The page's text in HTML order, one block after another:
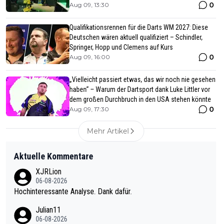
Aug 09, 13:30 0
Qualifikationsrennen für die Darts WM 2027: Diese
Deutschen wären aktuell qualifiziert – Schindler,
Springer, Hopp und Clemens auf Kurs
Aug 09, 16:00 0
„Vielleicht passiert etwas, das wir noch nie gesehen
haben“ – Warum der Dartsport dank Luke Littler vor
dem großen Durchbruch in den USA stehen könnte
Aug 09, 17:30 0
Mehr Artikel
Aktuelle Kommentare
XJRLion
06-08-2026
Hochinteressante Analyse. Dank dafür.
Julian11
06-08-2026